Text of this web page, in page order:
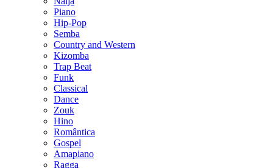
Piano
Hip-Pop
Semba
Country and Western
Kizomba
Trap Beat
Funk
Classical
Dance
Zouk
Hino
Romântica
Gospel
Amapiano
Ragga